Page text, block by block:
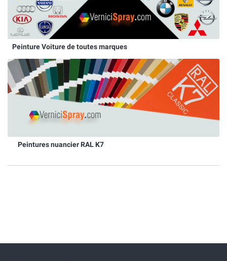
Peinture Voiture de toutes marques
Peintures nuancier RAL K7